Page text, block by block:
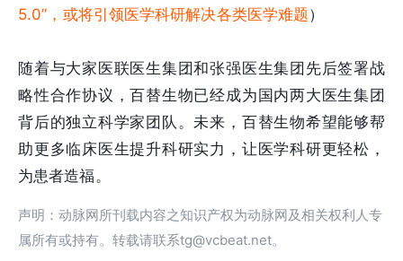
5.0”，或将引领医学科研解决各类医学难题）
随着与大家医联医生集团和张强医生集团先后签署战
略性合作协议，百替生物已经成为国内两大医生集团
背后的独立科学家团队。未来，百替生物希望能够帮
助更多临床医生提升科研实力，让医学科研更轻松，
为患者造福。
声明：动脉网所刊载内容之知识产权为动脉网及相关权利人专
属所有或持有。转载请联系tg@vcbeat.net。